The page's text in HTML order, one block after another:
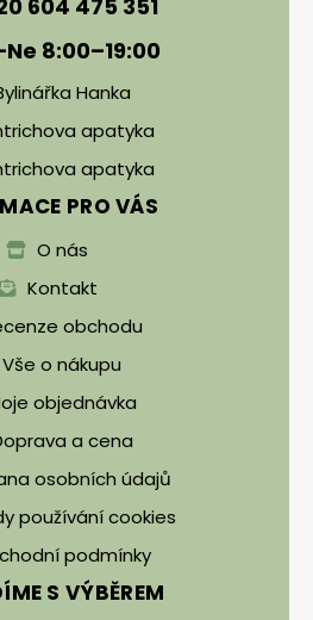
604 475 351
8:00–19:00
Hanka
apatyka
apatyka
PRO VÁS
O nás
Kontakt
obchodu
Vše o nákupu
objednávka
a cena
osobních údajů
používání cookies
podmínky
S VÝBĚREM